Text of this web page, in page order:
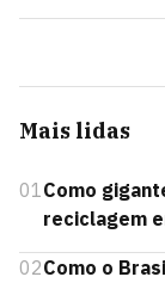
Mais lidas
01Como
reciclagem
02Como o